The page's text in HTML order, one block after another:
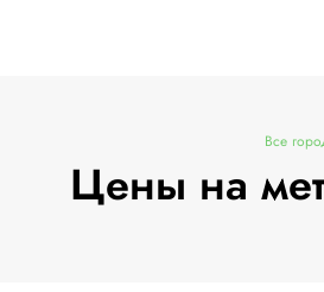
Все
Цены на